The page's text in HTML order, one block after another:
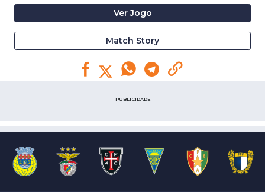
Ver Jogo
Match Story
PUBLICIDADE